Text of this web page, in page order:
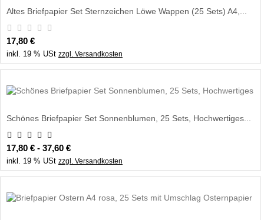
Altes Briefpapier Set Sternzeichen Löwe Wappen (25 Sets) A4,...
17,80 €
inkl. 19 % USt zzgl. Versandkosten
Schönes Briefpapier Set Sonnenblumen, 25 Sets, Hochwertiges...
17,80 € - 37,60 €
inkl. 19 % USt zzgl. Versandkosten